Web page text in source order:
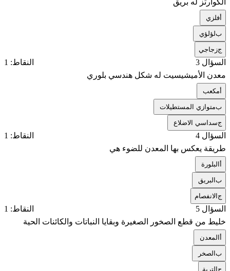
فلزي
بلؤلؤي
جزجاجي
السؤال 3
النقاط: 1
معدن الأميشيسيت له شكل هندسي بلوري
مكعب
بمتوازي المستطيلات
جسداسي الاضلاع
السؤال 4
النقاط: 1
طريقة يعكس بها المعدن للضوء هي
البلورة
بالبريق
جالانفصام
السؤال 5
النقاط: 1
خليط من قطع الصخور الصغيرة وبقايا النباتات والكائنات الحية
المعدن
بالصخر
جالتربة